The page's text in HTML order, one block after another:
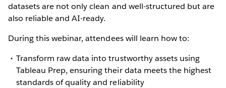
datasets are not only clean and well-structured but are
also reliable and AI-ready.
During this webinar, attendees will learn how to:
Transform raw data into trustworthy assets using
Tableau Prep, ensuring their data meets the highest
standards of quality and reliability